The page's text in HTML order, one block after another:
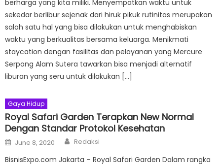
berharga yang kita miliki. Menyempatkan waktu untuk
sekedar berlibur sejenak dari hiruk pikuk rutinitas merupakan
salah satu hal yang bisa dilakukan untuk menghabiskan
waktu yang berkualitas bersama keluarga. Menikmati
staycation dengan fasilitas dan pelayanan yang Mercure
Serpong Alam Sutera tawarkan bisa menjadi alternatif
liburan yang seru untuk dilakukan […]
Gaya Hidup
Royal Safari Garden Terapkan New Normal
Dengan Standar Protokol Kesehatan
Posted
on
June 8, 2020 Author
Redaksi
BisnisExpo.com Jakarta – Royal Safari Garden Dalam rangka